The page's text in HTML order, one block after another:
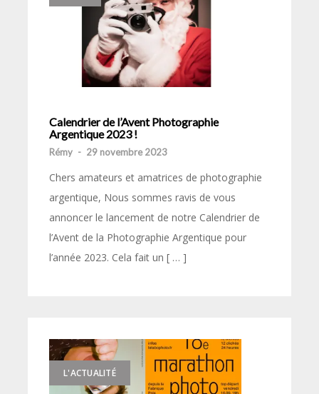
Calendrier de l’Avent Photographie
Argentique 2023 !
Rémy - 29 novembre 2023
Chers amateurs et amatrices de photographie
argentique, Nous sommes ravis de vous
annoncer le lancement de notre Calendrier de
l’Avent de la Photographie Argentique pour
l’année 2023. Cela fait un [ … ]
L'ACTUALITÉ